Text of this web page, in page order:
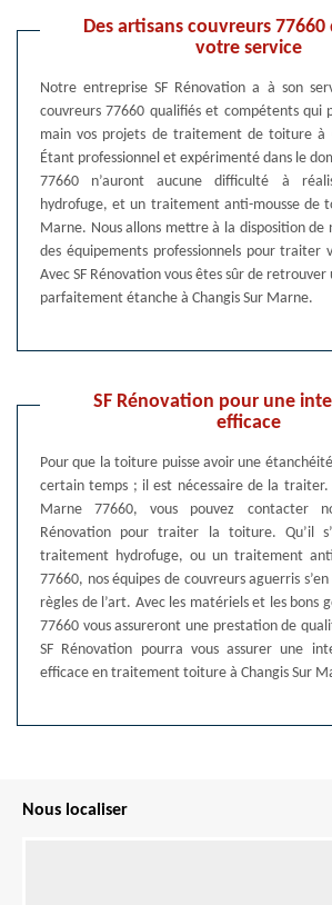
Des artisans couvreurs 77660
votre service
Notre entreprise SF Rénovation a à son
couvreurs 77660 qualifiés et compétents qui
main vos projets de traitement de toiture à
Étant professionnel et expérimenté dans le
77660 n’auront aucune difficulté à
hydrofuge, et un traitement anti-mousse de
Marne. Nous allons mettre à la disposition de
des équipements professionnels pour traiter
Avec SF Rénovation vous êtes sûr de
parfaitement étanche à Changis Sur Marne.
SF Rénovation pour une
efficace
Pour que la toiture puisse avoir une
certain temps ; il est nécessaire de la traiter.
Marne 77660, vous pouvez contacter
Rénovation pour traiter la toiture. Qu’il
traitement hydrofuge, ou un traitement
77660, nos équipes de couvreurs aguerris
règles de l’art. Avec les matériels et les bons
77660 vous assureront une prestation de
SF Rénovation pourra vous assurer une
efficace en traitement toiture à Changis Sur
Nous localiser